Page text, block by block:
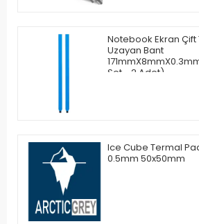
Notebook Ekran Çift
Uzayan Bant
Set - 2 Adet)
Ice Cube Termal
0.5mm 50x50mm